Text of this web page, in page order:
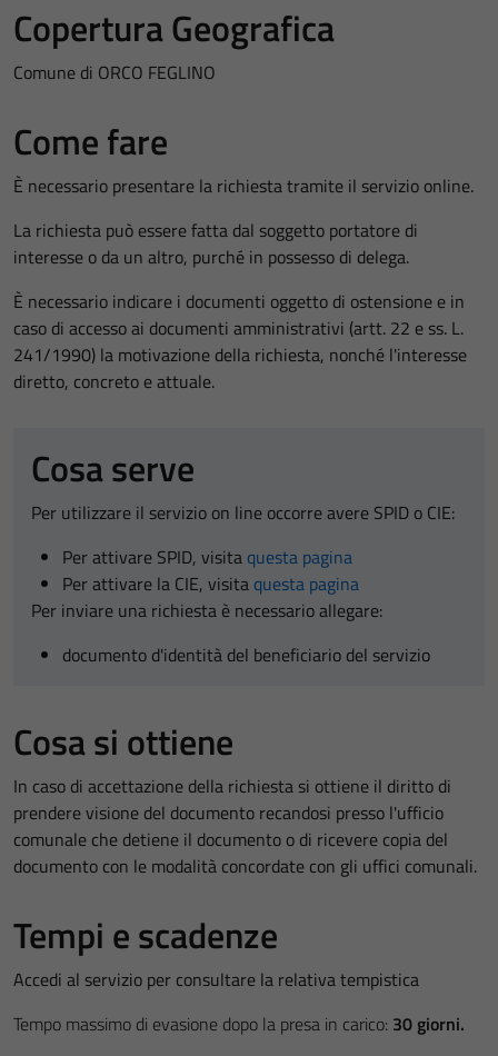
Copertura Geografica
Comune di ORCO FEGLINO
Come fare
È necessario presentare la richiesta tramite il servizio online.
La richiesta può essere fatta dal soggetto portatore di
interesse o da un altro, purché in possesso di delega.
È necessario indicare i documenti oggetto di ostensione e in
caso di accesso ai documenti amministrativi (artt. 22 e ss. L.
241/1990) la motivazione della richiesta, nonché l'interesse
diretto, concreto e attuale.
Cosa serve
Per utilizzare il servizio on line occorre avere SPID o CIE:
Per attivare SPID, visita questa pagina
Per attivare la CIE, visita questa pagina
Per inviare una richiesta è necessario allegare:
documento d'identità del beneficiario del servizio
Cosa si ottiene
In caso di accettazione della richiesta si ottiene il diritto di
prendere visione del documento recandosi presso l'ufficio
comunale che detiene il documento o di ricevere copia del
documento con le modalità concordate con gli uffici comunali.
Tempi e scadenze
Accedi al servizio per consultare la relativa tempistica
Tempo massimo di evasione dopo la presa in carico: 30 giorni.